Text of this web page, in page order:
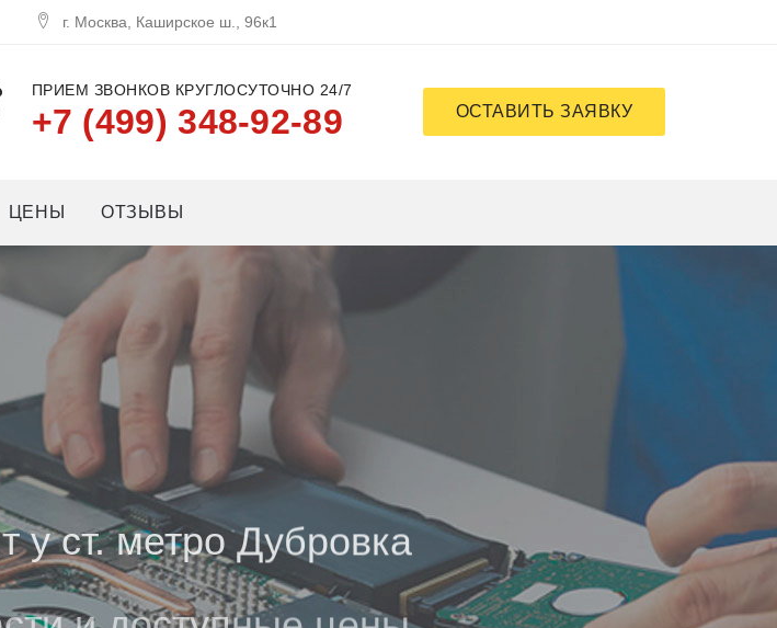
г. Москва, Каширское ш., 96к1
ПРИЕМ ЗВОНКОВ КРУГЛОСУТОЧНО 24/7
+7 (499) 348-92-89 ОСТАВИТЬ ЗАЯВКУ
ЦЕНЫ ОТЗЫВЫ
у ст. метро Дубровка
и доступные цены